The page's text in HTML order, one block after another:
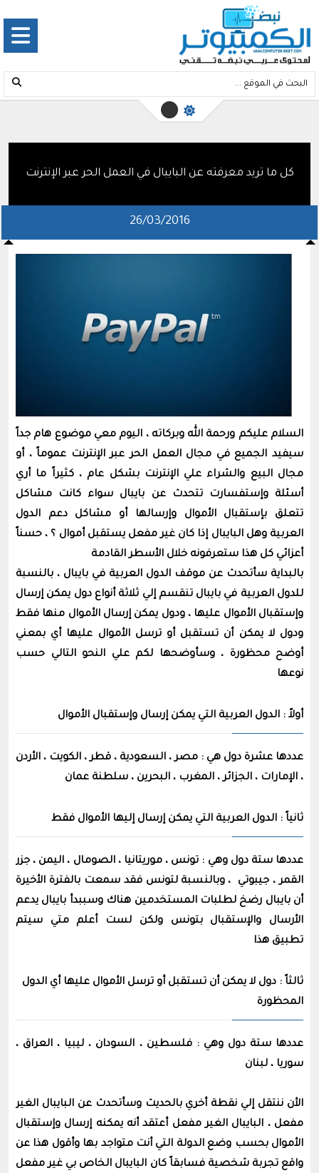
كل ما تريد معرفته عن البايبال في العمل الحر عبر الإنترنت
26/03/2016
السلام عليكم ورحمة الله وبركاته ، اليوم معي موضوع هام جداً
سيفيد الجميع في مجال العمل الحر عبر الإنترنت عموماً ، أو
مجال البيع والشراء علي الإنترنت بشكل عام ، كثيراً ما أري
أسئلة وإستفسارت تتحدث عن بايبال سواء كانت مشاكل
تتعلق بإستقبال الأموال وإرسالها أو مشاكل دعم الدول
العربية وهل البايبال إذا كان غير مفعل يستقبل أموال ؟ ، حسناً
أعزائي كل هذا ستعرفونه خلال الأسطر القادمة
بالبداية سأتحدث عن موقف الدول العربية في بايبال ، بالنسبة
للدول العربية في بايبال تنقسم إلي ثلاثة أنواع دول يمكن إرسال
وإستقبال الأموال عليها ، ودول يمكن إرسال الأموال منها فقط
ودول لا يمكن أن تستقبل أو ترسل الأموال عليها أي بمعني
أوضح محظورة ، وسأوضحها لكم علي النحو التالي حسب
نوعها
أولاً : الدول العربية التي يمكن إرسال وإستقبال الأموال
عددها عشرة دول هي : مصر ، السعودية ، قطر ، الكويت ، الأردن
، الإمارات ، الجزائر ، المغرب ، البحرين ، سلطنة عمان
ثانياً : الدول العربية التي يمكن إرسال إليها الأموال فقط
عددها ستة دول وهي : تونس ، موريتانيا ، الصومال ، اليمن ، جزر
القمر ، جيبوتي ، وبالنسبة لتونس فقد سمعت بالفترة الأخيرة
أن بايبال رضخ لطلبات المستخدمين هناك وسببدأ بايبال يدعم
الأرسال والإستقبال بتونس ولكن لست أعلم متي سيتم
تطبيق هذا
ثالثاً : دول لا يمكن أن تستقبل أو ترسل الأموال عليها أي الدول
المحظورة
عددها ستة دول وهي : فلسطين ، السودان ، ليبيا ، العراق ،
سوريا ، لبنان
الأن ننتقل إلي نقطة أخري بالحديث وسأتحدث عن البايبال الغير
مفعل ، البايبال الغير مفعل أعتقد أنه يمكنه إرسال وإستقبال
الأموال بحسب وضع الدولة التي أنت متواجد بها وأقول هذا عن
واقع تجربة شخصية فسابقاً كان البايبال الخاص بي غير مفعل